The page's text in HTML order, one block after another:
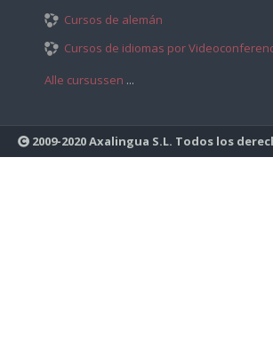
Cursos de alemán
Cursos de idiomas por
Alle cursussen ...
2009-2020 Axalingua S.L. Todos los